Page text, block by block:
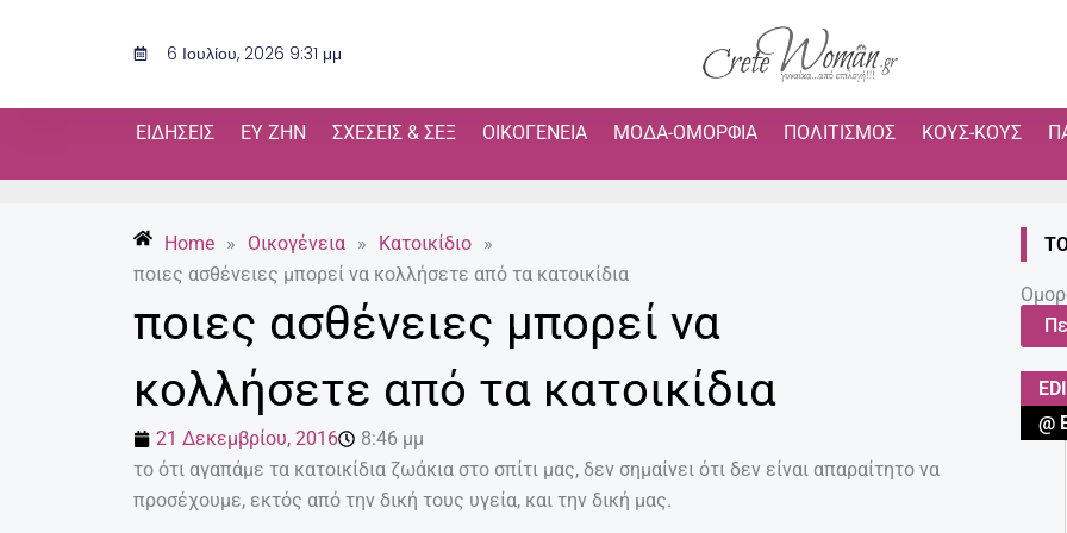
6 Ιουλίου, 2026 9:31 μμ
ΕΙΔΉΣΕΙΣ ΕΥ ΖΗΝ ΣΧΈΣΕΙΣ & ΣΕΞ ΟΙΚΟΓΈΝΕΙΑ ΜΌΔΑ-ΟΜΟΡΦΙΆ ΠΟΛΙΤΙΣΜΌΣ ΚΟΥΣ-ΚΟΥΣ
Home » Οικογένεια » Κατοικίδιο »
ποιες ασθένειες μπορεί να κολλήσετε από τα κατοικίδια
ποιες ασθένειες μπορεί να
κολλήσετε από τα κατοικίδια
21 Δεκεμβρίου, 2016
8:46 μμ
το ότι αγαπάμε τα κατοικίδια ζωάκια στο σπίτι μας, δεν σημαίνει ότι δεν είναι απαραίτητο να
προσέχουμε, εκτός από την δική τους υγεία, και την δική μας.
@